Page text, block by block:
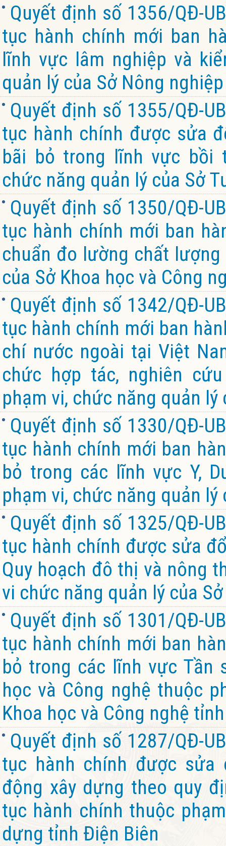
Quyết định số 1356/QĐ-
tục hành chính mới ban
lĩnh vực lâm nghiệp và
quản lý của Sở Nông
Quyết định số 1355/QĐ-
tục hành chính được sửa
bãi bỏ trong lĩnh vực bồi
chức năng quản lý của Sở
Quyết định số 1350/QĐ-
tục hành chính mới ban
chuẩn đo lường chất
của Sở Khoa học và Công
Quyết định số 1342/QĐ-
tục hành chính mới ban
chí nước ngoài tại Việt
chức hợp tác, nghiên
phạm vi, chức năng quản
Quyết định số 1330/QĐ-
tục hành chính mới ban
bỏ trong các lĩnh vực Y,
phạm vi, chức năng quản
Quyết định số 1325/QĐ-
tục hành chính được sửa
Quy hoạch đô thị và nông
vi chức năng quản lý của
Quyết định số 1301/QĐ-
tục hành chính mới ban
bỏ trong các lĩnh vực Tần
học và Công nghệ thuộc
Khoa học và Công nghệ
Quyết định số 1287/QĐ-
tục hành chính được
động xây dựng theo quy
tục hành chính thuộc
dựng tỉnh Điện Biên